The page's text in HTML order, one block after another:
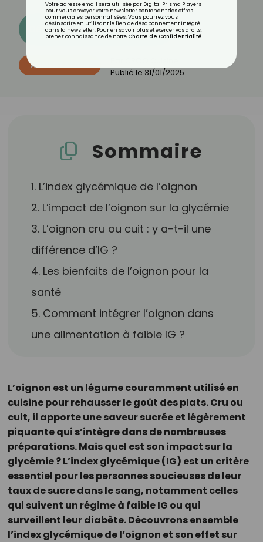
Découvrez les 11 menus CROQ
ALIMENTATION
Publié le 31/01/2025
Sommaire
1. L’index glycémique de l’oignon
2. L’impact de l’oignon sur la glycémie
3. L’oignon cru ou cuit : y a-t-il une
différence d’IG ?
4. Les bienfaits de l’oignon pour la
santé
5. Comment intégrer l’oignon dans
une alimentation à faible IG ?
L’oignon est un légume couramment utilisé en
cuisine pour rehausser le goût des plats. Cru ou
cuit, il apporte une saveur sucrée et légèrement
piquante qui s’intègre dans de nombreuses
préparations. Mais quel est son impact sur la
glycémie ? L’index glycémique (IG) est un critère
essentiel pour les personnes soucieuses de leur
taux de sucre dans le sang, notamment celles
qui suivent un régime à faible IG ou qui
surveillent leur diabète. Découvrons ensemble
l’index glycémique de l’oignon et son effet sur
Votre adresse email sera utilisée par Digital Prisma Players
pour vous envoyer votre newsletter contenant des offres
commerciales personnalisées. Vous pourrez vous
désinscrire en utilisant le lien de désabonnement intégré
dans la newsletter. Pour en savoir plus et exercer vos droits,
prenez connaissance de notre Charte de Confidentialité.